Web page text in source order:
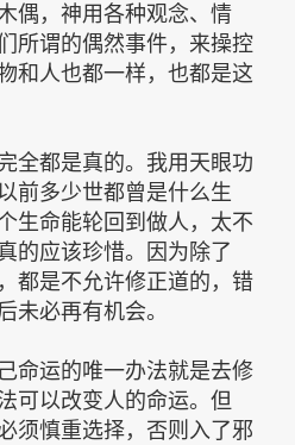
偶，神用各种观念、情
所谓的偶然事件，来操控
和人也都一样，也都是这
全都是真的。我用天眼功
前多少世都曾是什么生
生命能轮回到做人，太不
的应该珍惜。因为除了
都是不允许修正道的，错
未必再有机会。
命运的唯一办法就是去修
可以改变人的命运。但
须慎重选择，否则入了邪